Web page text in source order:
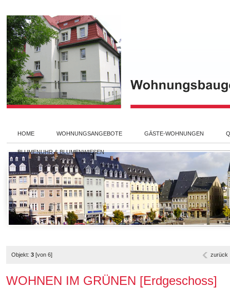
HOME WOHNUNGSANGEBOTE GÄSTE-WOHNUNGEN
BLUMENUHR & BLUMENWIESEN
Objekt: 3 [von 6] zurück
WOHNEN IM GRÜNEN [Erdgeschoss]